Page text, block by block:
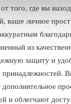
того, где вы
ваше личное
из
защиту и
и облегчают